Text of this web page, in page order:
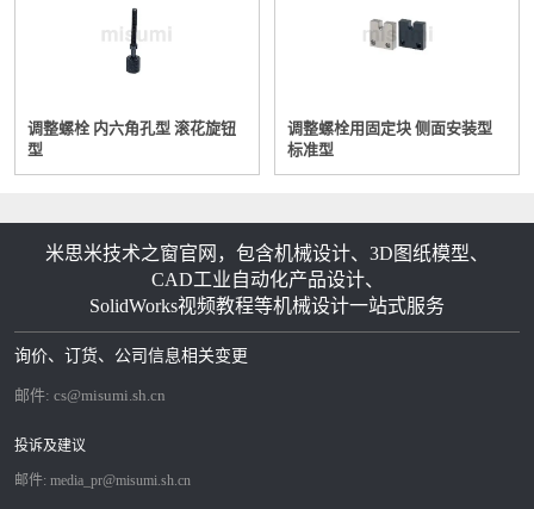
公
R
（3）弯曲所导致的鼓起
规格值
在右图位置上，形成有相当于板厚1
5％左右的鼓起（起瘤）
调整螺栓 内六角孔型 滚花旋钮
型
调整螺栓用固定块 侧面安装型
标准型
米思米技术之窗官网，包含机械设计、3D图纸模型、
CAD工业自动化产品设计、
SolidWorks视频教程等机械设计一站式服务
询价、订货、公司信息相关变更
邮件: cs@misumi.sh.cn
投诉及建议
邮件: media_pr@misumi.sh.cn